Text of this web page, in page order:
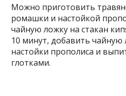
Можно приготовить
ромашки и настойкой
чайную ложку на стакан
10 минут, добавить чайную
настойки прополиса и
глотками.